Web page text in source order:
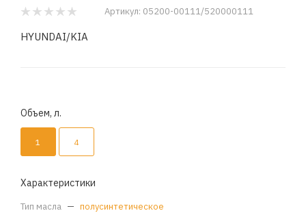
Артикул: 05200-00111/520000111
HYUNDAI/KIA
Объем, л.
1 4
Характеристики
Тип масла — полусинтетическое